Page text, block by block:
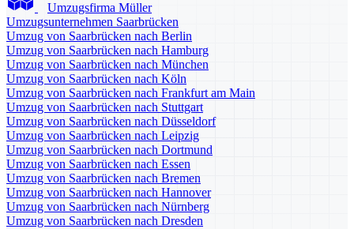
Umzugsfirma Müller
Umzugsunternehmen Saarbrücken
Umzug von Saarbrücken nach Berlin
Umzug von Saarbrücken nach Hamburg
Umzug von Saarbrücken nach München
Umzug von Saarbrücken nach Köln
Umzug von Saarbrücken nach Frankfurt am Main
Umzug von Saarbrücken nach Stuttgart
Umzug von Saarbrücken nach Düsseldorf
Umzug von Saarbrücken nach Leipzig
Umzug von Saarbrücken nach Dortmund
Umzug von Saarbrücken nach Essen
Umzug von Saarbrücken nach Bremen
Umzug von Saarbrücken nach Hannover
Umzug von Saarbrücken nach Nürnberg
Umzug von Saarbrücken nach Dresden